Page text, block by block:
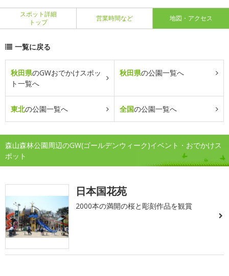
スポット詳細
トップ
営業時間など 地図・アクセス
一覧に戻る
秋田県のGWおでかけスポッ
ト一覧へ
秋田県の公園一覧へ
東北の公園一覧へ 全国の公園一覧へ
森山森林公園周辺のGW(ゴールデンウィーク)イベント・おでかけス
ポット
日本国花苑
2000本の満開の桜と彫刻作品を観賞